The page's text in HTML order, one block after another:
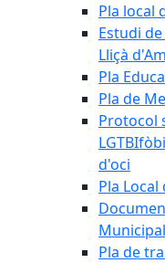
Pla local
Estudi
Lliçà
Pla
Pla de
Protocol
d'oci
Pla
Pla de